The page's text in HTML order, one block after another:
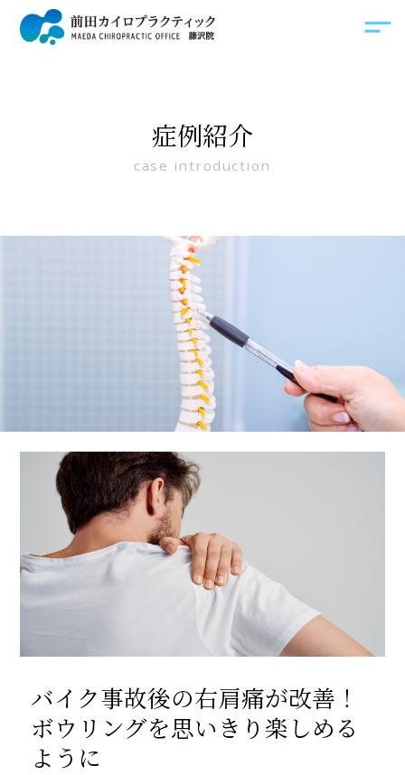
症例紹介
case introduction
バイク事故後の右肩痛が改善！
ボウリングを思いきり楽しめる
ように